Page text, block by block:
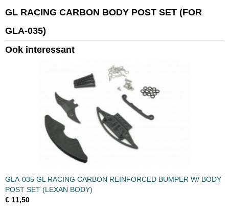
EAN code
Productcode leverancier
GLA-035-B
Bruto gewicht
GL RACING CARBON BODY POST SET (FOR
GLA-035)
Ook interessant
GLA-035 GL RACING CARBON REINFORCED BUMPER W/ BODY
POST SET (LEXAN BODY)
€ 11,50